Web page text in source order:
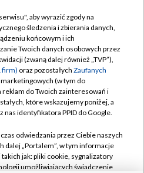
TVP
TVP
prywatności
zgody
Pomoc
Kontakt
aby wyrazić zgody na
śledzenia i zbierania danych,
końcowym i ich
Twoich danych osobowych przez
(zwaną dalej również „TVP”),
firm) oraz pozostałych Zaufanych
marketingowych (w tym do
do Twoich zainteresowań i
które wskazujemy poniżej, a
nas identyfikatora PPID do Google.
odwiedzania przez Ciebie naszych
dalej „Portalem”, w tym informacje
jak: pliki cookie, sygnalizatory
umożliwiających świadczenie